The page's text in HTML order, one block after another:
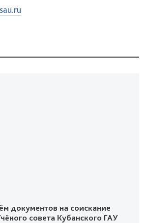
документов на соискание
совета Кубанского ГАУ